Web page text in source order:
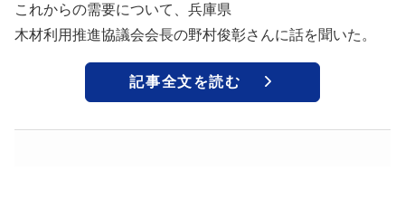
これからの需要について、兵庫県
木材利用推進協議会会長の野村俊彰さんに話を聞いた。
記事全文を読む